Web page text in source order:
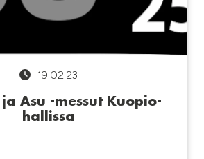
19.02.23
ja Asu -messut Kuopio-
hallissa